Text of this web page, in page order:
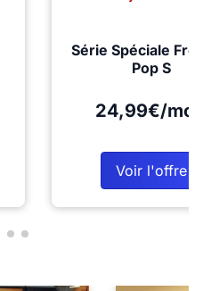
Série Spéciale
Pop S
24,99€/
Voir l'offre